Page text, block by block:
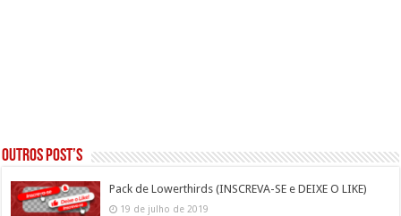
Outros post’s
Pack de Lowerthirds (INSCREVA-SE e DEIXE O LIKE)
19 de julho de 2019